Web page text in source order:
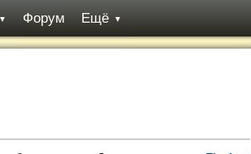
▼ Форум Ещё ▼